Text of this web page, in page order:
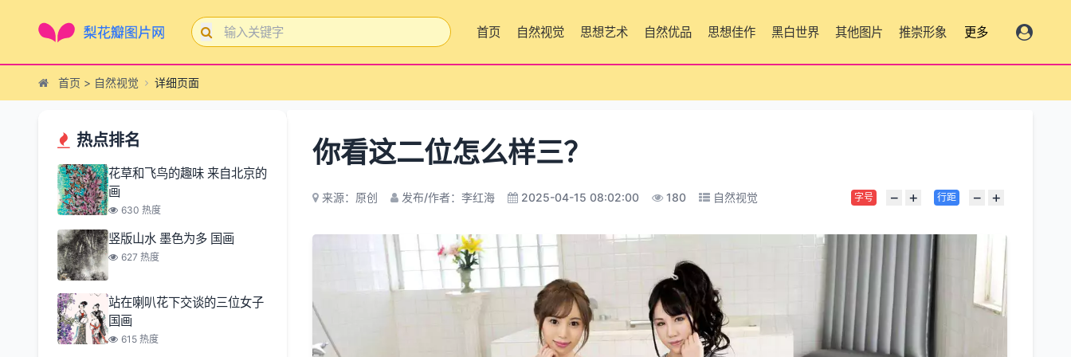
首页 自然视觉 思想艺术 自然优品 思想佳作 黑白世界 其他图片 推崇形象 更多
首页 > 自然视觉 详细页面
热点排名
花草和飞鸟的趣味 来自北京的
画
630 热度
竖版山水 墨色为多 国画
627 热度
站在喇叭花下交谈的三位女子
国画
615 热度
你看这二位怎么样三？
来源：原创 发布/作者：李红海 2025-04-15 08:02:00 180 自然视觉 字号 − + 行距 − +